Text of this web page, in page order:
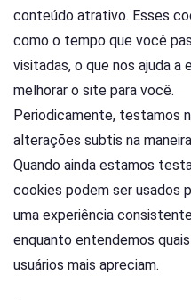
conteúdo atrativo. Esses
como o tempo que você
visitadas, o que nos ajuda
melhorar o site para você.
Periodicamente, testamos
alterações subtis na
Quando ainda estamos
cookies podem ser usados
uma experiência
enquanto entendemos
usuários mais apreciam.